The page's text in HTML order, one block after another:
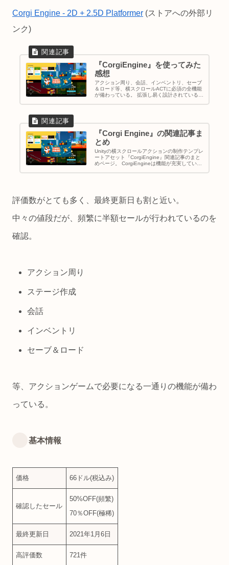
Corgi Engine - 2D + 2.5D Platformer (ストアへの外部リ
ンク)
『CorgiEngine』を使ってみた
感想
アクション周り、会話、インベントリ、セーブ
＆ロード等、横スクロールACTに必須の全機能
が備わっている。 拡張し易く設計されている
『Corgi Engine』の関連記事ま
とめ
Unityの横スクロールアクションの制作テンプレ
ートアセット『CorgiEngine』関連記事のまと
めページ。 CorgiEngineは機能が充実している
ステムに共通している部分が多い。 求める情報
が無かった場合は、TopDownEngine側の解説
評価数がとても多く、最終更新日も割と近い。
中々の値段だが、頻繁に半額セールが行われているのを
確認。
アクション周り
ステージ作成
会話
インベントリ
セーブ＆ロード
等、アクションゲームで必要になる一通りの機能が備わ
っている。
基本情報
価格 66ドル(税込み)
確認したセール
50%OFF(頻繁)
70％OFF(極稀)
最終更新日 2021年1月6日
高評価数 721件